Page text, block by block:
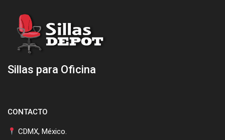
Sillas para Oficina
CONTACTO
CDMX, México.